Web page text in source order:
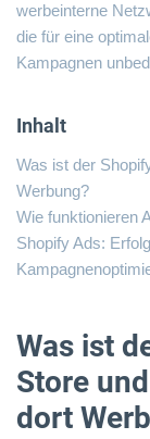
werbeinterne
die für eine
Kampagnen
Inhalt
Was ist der
Werbung?
Wie funktionieren
Shopify Ads:
Was ist
Store
dort